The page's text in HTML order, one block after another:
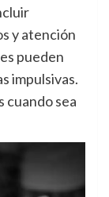
y atención
pueden
impulsivas.
cuando sea